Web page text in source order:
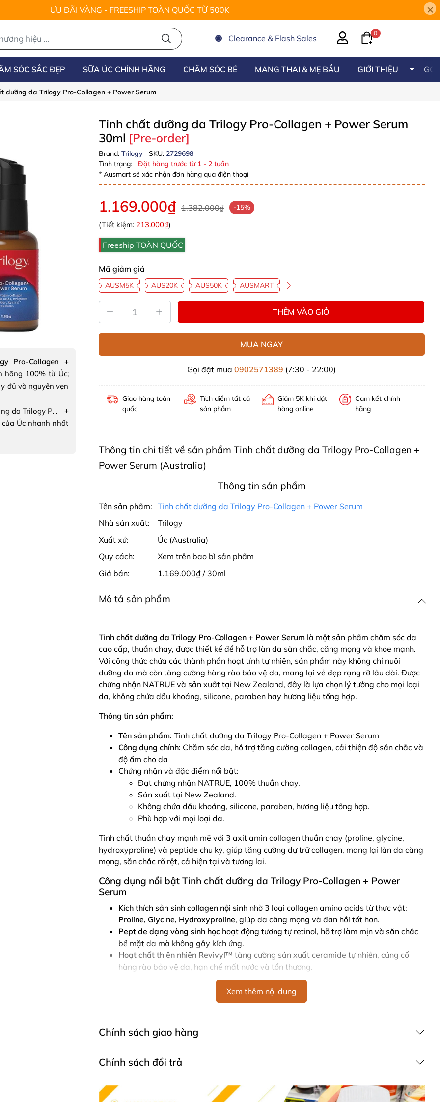
ƯU ĐÃI VÀNG - FREESHIP TOÀN QUỐC TỪ 500K ×
Clearance & Flash Sales
0
SÓC SẮC ĐẸP SỮA ÚC CHÍNH HÃNG CHĂM SÓC BÉ MANG THAI & MẸ BẦU GIỚI THIỆU
dưỡng da Trilogy Pro-Collagen + Power Serum
Pro-Collagen +
hãng 100% từ Úc;
đủ và nguyên vẹn
Tinh chất dưỡng da Trilogy Pro-Collagen + Power Serum+
Úc nhanh nhất
Tinh chất dưỡng da Trilogy Pro-Collagen + Power Serum
30ml [Pre-order]
Brand: Trilogy SKU: 2729698
Tình trạng:
Đặt hàng trước từ 1 - 2 tuần
* Ausmart sẽ xác nhận đơn hàng qua điện thoại
1.169.000₫ 1.382.000₫ -15%
(Tiết kiệm: 213.000₫)
Freeship TOÀN QUỐC
Mã giảm giá
AUSM5K AUS20K AUS50K AUSMART
THÊM VÀO GIỎ
MUA NGAY
Gọi đặt mua0902571389 (7:30 - 22:00)
Giao hàng toàn
quốc
Tích điểm tất cả
sản phẩm
Giảm 5K khi đặt
hàng online
Cam kết chính
hãng
Thông tin chi tiết về sản phẩm Tinh chất dưỡng da Trilogy Pro-Collagen +
Power Serum (Australia)
Thông tin sản phẩm
Tên sản phẩm: Tinh chất dưỡng da Trilogy Pro-Collagen + Power Serum
Nhà sản xuất:
Trilogy
Xuất xứ:
Úc (Australia)
Quy cách:
Xem trên bao bì sản phẩm
Giá bán:
1.169.000₫ / 30ml
Mô tả sản phẩm
Tinh chất dưỡng da Trilogy Pro-Collagen + Power Serum là một sản phẩm chăm sóc da
cao cấp, thuần chay, được thiết kế để hỗ trợ làn da săn chắc, căng mọng và khỏe mạnh.
Với công thức chứa các thành phần hoạt tính tự nhiên, sản phẩm này không chỉ nuôi
dưỡng da mà còn tăng cường hàng rào bảo vệ da, mang lại vẻ đẹp rạng rỡ lâu dài. Được
chứng nhận NATRUE và sản xuất tại New Zealand, đây là lựa chọn lý tưởng cho mọi loại
da, không chứa dầu khoáng, silicone, paraben hay hương liệu tổng hợp.
Thông tin sản phẩm:
Tên sản phẩm: Tinh chất dưỡng da Trilogy Pro-Collagen + Power Serum
Công dụng chính: Chăm sóc da, hỗ trợ tăng cường collagen, cải thiện độ săn chắc và
độ ẩm cho da
Chứng nhận và đặc điểm nổi bật:
Đạt chứng nhận NATRUE, 100% thuần chay.
Sản xuất tại New Zealand.
Không chứa dầu khoáng, silicone, paraben, hương liệu tổng hợp.
Phù hợp với mọi loại da.
Tinh chất thuần chay mạnh mẽ với 3 axit amin collagen thuần chay (proline, glycine,
hydroxyproline) và peptide chu kỳ, giúp tăng cường dự trữ collagen, mang lại làn da căng
mọng, săn chắc rõ rệt, cả hiện tại và tương lai.
Công dụng nổi bật Tinh chất dưỡng da Trilogy Pro-Collagen + Power
Serum
Kích thích sản sinh collagen nội sinhnhờ 3 loại collagen amino acids từ thực vật:
Proline, Glycine, Hydroxyproline, giúp da căng mọng và đàn hồi tốt hơn.
Peptide dạng vòng sinh họchoạt động tương tự retinol, hỗ trợ làm mịn và săn chắc
bề mặt da mà không gây kích ứng.
Hoạt chất thiên nhiên Revivyl™ tăng cường sản xuất ceramide tự nhiên, củng cố
hàng rào bảo vệ da, hạn chế mất nước và tổn thương.
Dưỡng ẩm sâu với Squalane & Hyaluronic Acidgiúp phục hồi độ ẩm, tăng độ mềm
mại và ngậm nước cho làn da.
mỏng nhẹ, thẩm thấu nhanhvới hương cam ngọt và mật ong tự nhiên, mang
Thành phần hoạt tính chính Trilogy Pro-Collagen + Power tinh chất tái tạo
Thành phần chi tiết:
cetearyl alcohol, cetearyl glucoside, natri hyaluronate, axit amin collagen, glyceryl
Xem thêm nội dung
Chính sách giao hàng
Chính sách đổi trả